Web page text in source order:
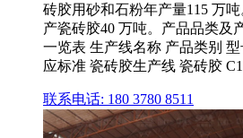
砖胶用砂和石粉年产量115 万
产瓷砖胶40 万吨。产品品类及
一览表 生产线名称 产品类别
应标准 瓷砖胶生产线 瓷砖胶
联系电话: 180 3780 8511